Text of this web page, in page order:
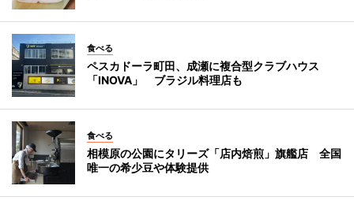
食べる
ペスカドーラ町田、成瀬に複合型クラブハウス
「INOVA」 ブラジル料理店も
食べる
相模原の公園にタリーズ「店内焙煎」旗艦店 全国
唯一の希少豆や体験提供